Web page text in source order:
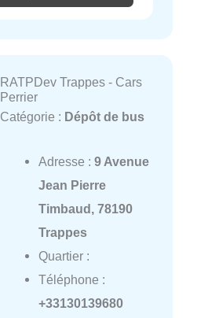
RATPDev Trappes - Cars
Perrier
Catégorie : Dépôt de bus
Adresse : 9 Avenue
Jean Pierre
Timbaud, 78190
Trappes
Quartier :
Téléphone :
+33130139680